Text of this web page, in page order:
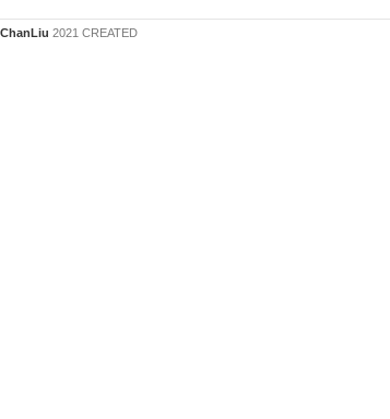
ChanLiu 2021 CREATED